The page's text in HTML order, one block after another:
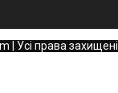
| Усі права захищені